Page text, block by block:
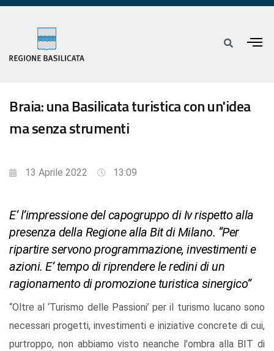
Braia: una Basilicata turistica con un'idea
ma senza strumenti
13 Aprile 2022 13:09
E’ l’impressione del capogruppo di Iv rispetto alla
presenza della Regione alla Bit di Milano. “Per
ripartire servono programmazione, investimenti e
azioni. E’ tempo di riprendere le redini di un
ragionamento di promozione turistica sinergico”
“Oltre al ‘Turismo delle Passioni’ per il turismo lucano sono
necessari progetti, investimenti e iniziative concrete di cui,
purtroppo, non abbiamo visto neanche l'ombra alla BIT di